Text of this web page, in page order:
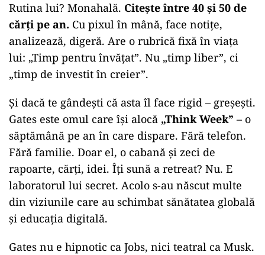
Rutina lui? Monahală. Citește între 40 și 50 de
cărți pe an. Cu pixul în mână, face notițe,
analizează, digeră. Are o rubrică fixă în viața
lui: „Timp pentru învățat”. Nu „timp liber”, ci
„timp de investit în creier”.
Și dacă te gândești că asta îl face rigid – greșești.
Gates este omul care își alocă „Think Week” – o
săptămână pe an în care dispare. Fără telefon.
Fără familie. Doar el, o cabană și zeci de
rapoarte, cărți, idei. Îți sună a retreat? Nu. E
laboratorul lui secret. Acolo s-au născut multe
din viziunile care au schimbat sănătatea globală
și educația digitală.
Gates nu e hipnotic ca Jobs, nici teatral ca Musk.